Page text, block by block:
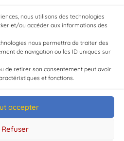
nous utilisons des technologies
et/ou accéder aux informations des
nous permettra de traiter des
de navigation ou les ID uniques sur
de retirer son consentement peut avoir
et fonctions.
accepter
Refuser
2024] | Tous droits réservés.
byWEB3-DESIGN